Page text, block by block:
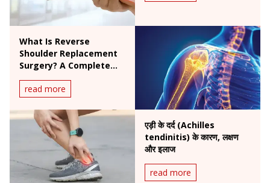
What Is Reverse
Shoulder Replacement
Surgery? A Complete
read more
एड़ी के दर्द (Achilles
tendinitis) के कारण, लक्षण
और इलाज
read more